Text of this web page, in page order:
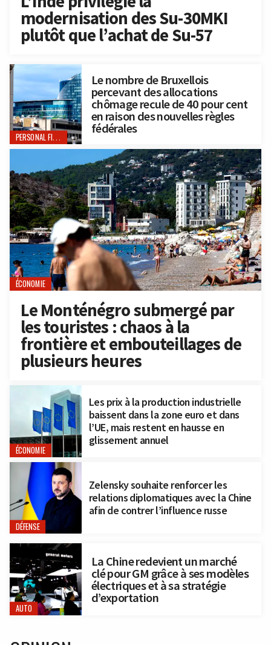
modernisation des Su-30MKI
plutôt que l’achat de Su-57
PERSONAL FINANCE
Le nombre de Bruxellois
percevant des allocations
chômage recule de 40 pour cent
en raison des nouvelles règles
fédérales
ÉCONOMIE
Le Monténégro submergé par
les touristes : chaos à la
frontière et embouteillages de
plusieurs heures
ÉCONOMIE
Les prix à la production industrielle
baissent dans la zone euro et dans
l’UE, mais restent en hausse en
glissement annuel
DÉFENSE
Zelensky souhaite renforcer les
relations diplomatiques avec la Chine
afin de contrer l’influence russe
AUTO
La Chine redevient un marché
clé pour GM grâce à ses modèles
électriques et à sa stratégie
d’exportation